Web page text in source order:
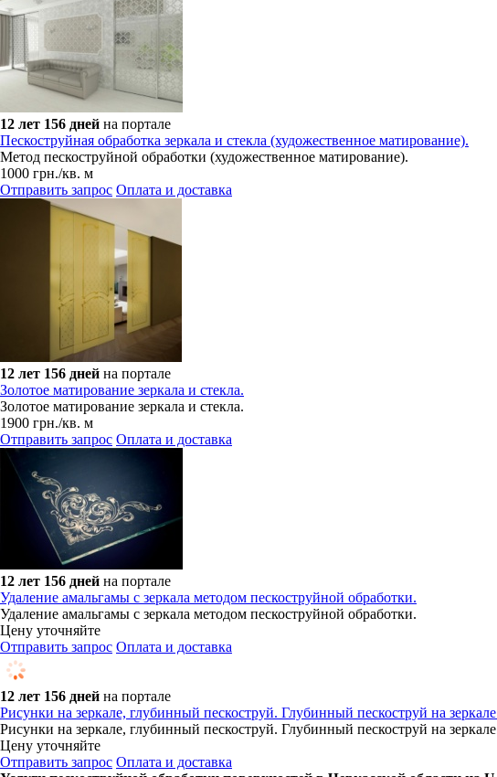
12 лет 156 дней на портале
Пескоструйная обработка зеркала и стекла (художественное матирование).
Метод пескоструйной обработки (художественное матирование).
1000 грн./кв. м
Отправить запрос Оплата и доставка
12 лет 156 дней на портале
Золотое матирование зеркала и стекла.
Золотое матирование зеркала и стекла.
1900 грн./кв. м
Отправить запрос Оплата и доставка
12 лет 156 дней на портале
Удаление амальгамы с зеркала методом пескоструйной обработки.
Удаление амальгамы с зеркала методом пескоструйной обработки.
Цену уточняйте
Отправить запрос Оплата и доставка
12 лет 156 дней на портале
Рисунки на зеркале, глубинный пескоструй. Глубинный пескоструй на
Рисунки на зеркале, глубинный пескоструй. Глубинный пескоструй на
Цену уточняйте
Отправить запрос Оплата и доставка